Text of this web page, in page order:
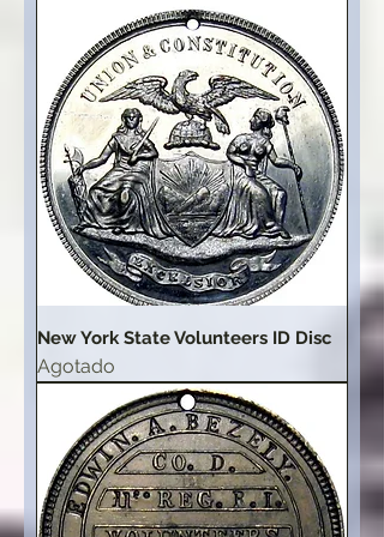
New York State Volunteers ID Disc
Agotado